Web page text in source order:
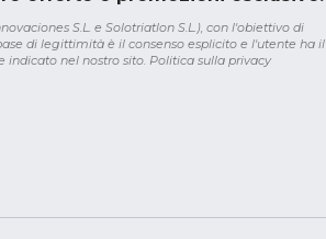
S.L. e Solotriatlon S.L.), con l'obiettivo di
di legittimità è il consenso esplicito e l'utente ha il
indicato nel nostro sito. Politica sulla privacy